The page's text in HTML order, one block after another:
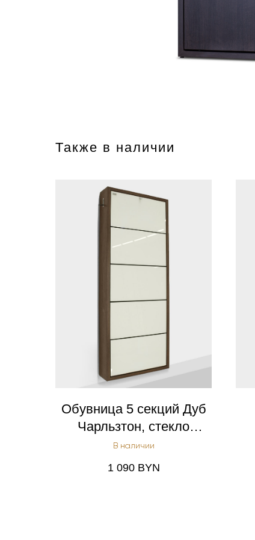
Также в наличии
Обувница 5 секций Дуб
Чарльзтон, стекло
бежевое
В наличии
1 090 BYN